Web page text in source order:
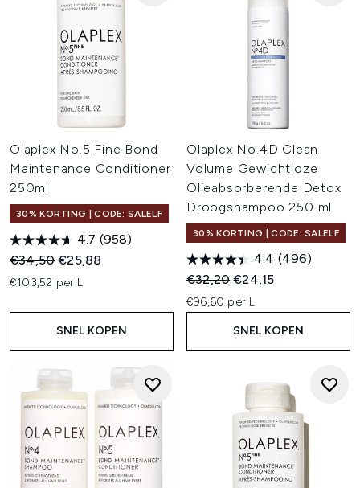
Olaplex No.5 Fine Bond
Maintenance Conditioner
250ml
30% KORTING | CODE: SALELF
4.7 (958)
Recommended Retail Price:
€34,50Huidige prijs:
€25,88
€103,52 per L
SNEL KOPEN
Olaplex No.4D Clean
Volume Gewichtloze
Olieabsorberende Detox
Droogshampoo 250 ml
30% KORTING | CODE: SALELF
4.4 (496)
Recommended Retail Price:
€32,20Huidige prijs:
€24,15
€96,60 per L
SNEL KOPEN